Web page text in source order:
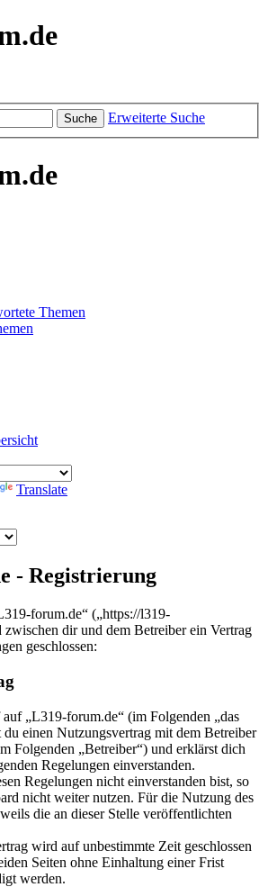
Suche Erweiterte Suche
Themen
Translate
- Registrierung
forum.de“ („https://l319-
dir und dem Betreiber ein Vertrag
geschlossen:
„L319-forum.de“ (im Folgenden „das
einen Nutzungsvertrag mit dem Betreiber
Folgenden „Betreiber“) und erklärst dich
Regelungen einverstanden.
Regelungen nicht einverstanden bist, so
nicht weiter nutzen. Für die Nutzung des
die an dieser Stelle veröffentlichten
wird auf unbestimmte Zeit geschlossen
Seiten ohne Einhaltung einer Frist
werden.